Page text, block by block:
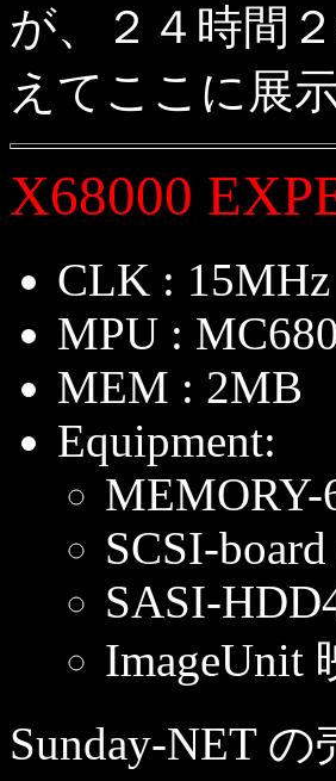
が、２４時間
えてここに展示
X68000
CLK : 15MHz
MPU :
MEM : 2MB
Equipment:
MEMORY-
SCSI-
SASI-
ImageUnit
Sunday-NET